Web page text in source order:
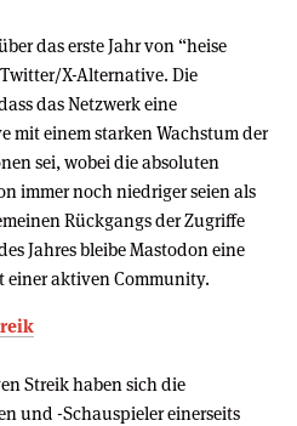
das erste Jahr von “heise
X-Alternative. Die
das Netzwerk eine
mit einem starken Wachstum der
sei, wobei die absoluten
immer noch niedriger seien als
Rückgangs der Zugriffe
Jahres bleibe Mastodon eine
aktiven Community.
Streik haben sich die
und -Schauspieler einerseits